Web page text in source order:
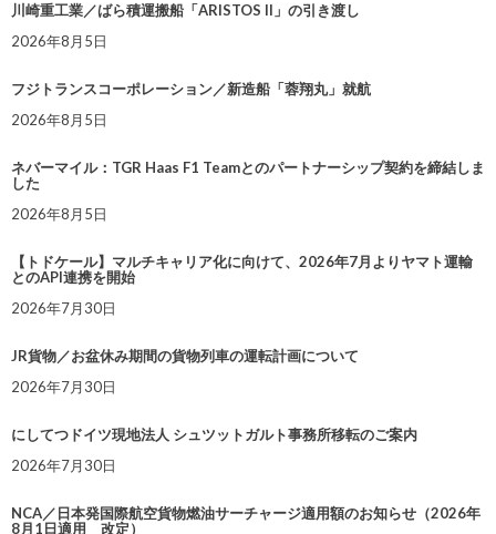
川崎重工業／ばら積運搬船「ARISTOS II」の引き渡し
2026年8月5日
フジトランスコーポレーション／新造船「蓉翔丸」就航
2026年8月5日
ネバーマイル：TGR Haas F1 Teamとのパートナーシップ契約を締結しま
した
2026年8月5日
【トドケール】マルチキャリア化に向けて、2026年7月よりヤマト運輸
とのAPI連携を開始
2026年7月30日
JR貨物／お盆休み期間の貨物列車の運転計画について
2026年7月30日
にしてつドイツ現地法人 シュツットガルト事務所移転のご案内
2026年7月30日
NCA／日本発国際航空貨物燃油サーチャージ適用額のお知らせ（2026年
8月1日適用 改定）